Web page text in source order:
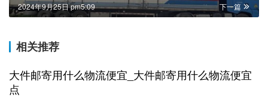
下一篇
2024年9月25日 pm5:09
相关推荐
大件邮寄用什么物流便宜_大件邮寄用什么物流便宜
点